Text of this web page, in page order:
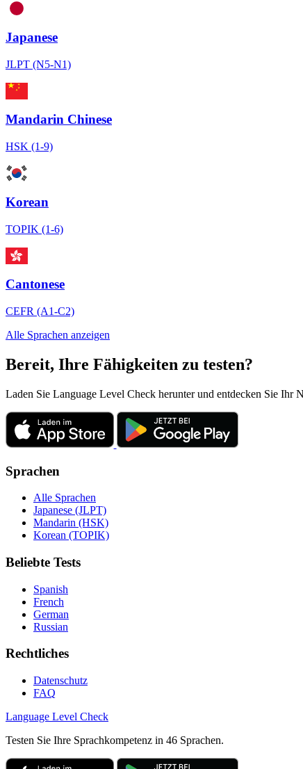
Japanese
JLPT (N5-N1)
Mandarin Chinese
HSK (1-9)
Korean
TOPIK (1-6)
Cantonese
CEFR (A1-C2)
Alle Sprachen anzeigen
Bereit, Ihre Fähigkeiten zu testen?
Laden Sie Language Level Check herunter und entdecken Sie
Sprachen
Alle Sprachen
Japanese (JLPT)
Mandarin (HSK)
Korean (TOPIK)
Beliebte Tests
Spanish
French
German
Russian
Rechtliches
Datenschutz
FAQ
Language Level Check
Testen Sie Ihre Sprachkompetenz in 46 Sprachen.